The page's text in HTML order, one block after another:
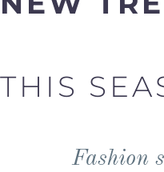
THIS
Fashion